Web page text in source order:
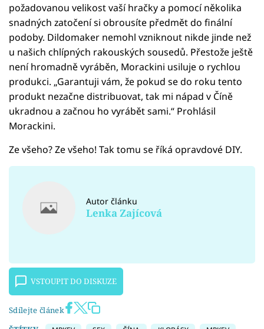
požadovanou velikost vaší hračky a pomocí několika
snadných zatočení si obrousíte předmět do finální
podoby. Dildomaker nemohl vzniknout nikde jinde než
u našich chlípných rakouských sousedů. Přestože ještě
není hromadně vyráběn, Morackini usiluje o rychlou
produkci. „Garantuji vám, že pokud se do roku tento
produkt nezačne distribuovat, tak mi nápad v Číně
ukradnou a začnou ho vyrábět sami.“ Prohlásil
Morackini.
Ze všeho? Ze všeho! Tak tomu se říká opravdové DIY.
Autor článku
Lenka Zajícová
VSTOUPIT DO DISKUZE
Sdílejte článek